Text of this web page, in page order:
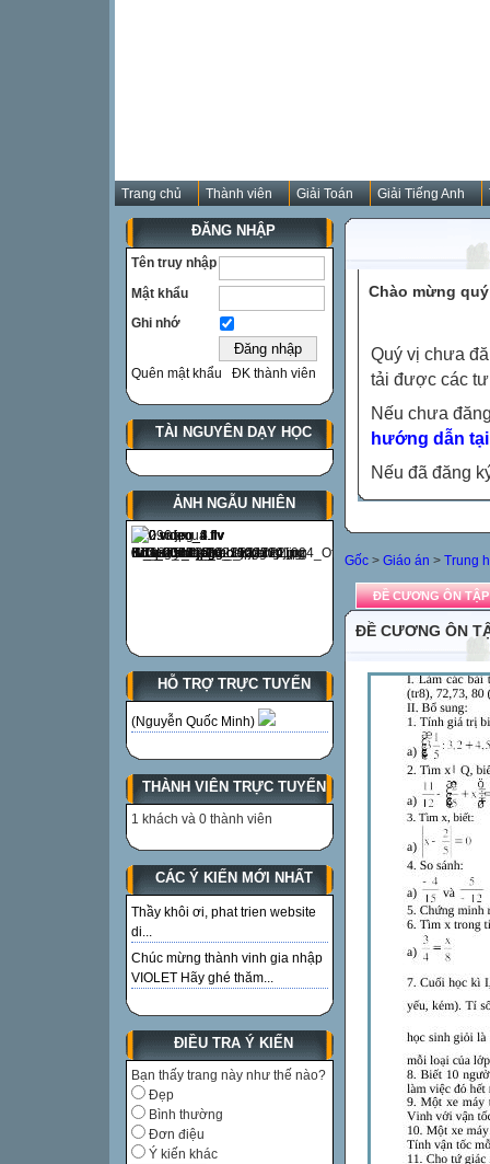
Trang chủ Thành viên Giải Toán Giải Tiếng Anh
ĐĂNG NHẬP
Tên truy nhập
Mật khẩu
Ghi nhớ
Quên mật khẩu ĐK thành viên
TÀI NGUYÊN DẠY HỌC
ẢNH NGẪU NHIÊN
HỖ TRỢ TRỰC TUYẾN
(Nguyễn Quốc Minh)
THÀNH VIÊN TRỰC TUYẾN
1 khách và 0 thành viên
CÁC Ý KIẾN MỚI NHẤT
Thầy khôi ơi, phat trien website
di...
Chúc mừng thành vinh gia nhập
VIOLET Hãy ghé thăm...
ĐIỀU TRA Ý KIẾN
Bạn thấy trang này như thế nào?
Đẹp
Bình thường
Đơn điệu
Ý kiến khác
Chào mừng
Quý vị chưa
tải được các
Nếu chưa
hướng dẫn
Nếu đã đăng
Gốc > Giáo án > Trung
ĐỀ CƯƠNG ÔN
ĐỀ CƯƠNG ÔN